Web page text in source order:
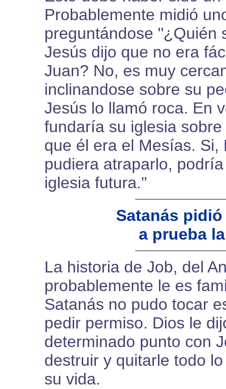
Probablemente midió
preguntándose "¿Quién
Jesús dijo que no era
Juan? No, es muy
inclinandose sobre su
Jesús lo llamó roca. En
fundaría su iglesia
que él era el Mesías. Si,
pudiera atraparlo,
iglesia futura."
Satanás
a prueba
La historia de Job, del
probablemente le es
Satanás no pudo tocar
pedir permiso. Dios le
determinado punto con
destruir y quitarle todo
su vida.